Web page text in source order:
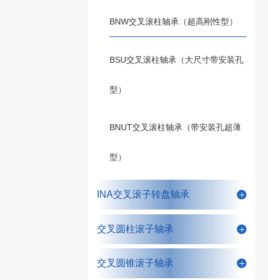
BNW交叉滚柱轴承（超高刚性型）
BSU交叉滚柱轴承（大尺寸带安装孔
型）
BNUT交叉滚柱轴承（带安装孔超薄
型）
INA交叉滚子转盘轴承
交叉圆柱滚子轴承
交叉圆锥滚子轴承